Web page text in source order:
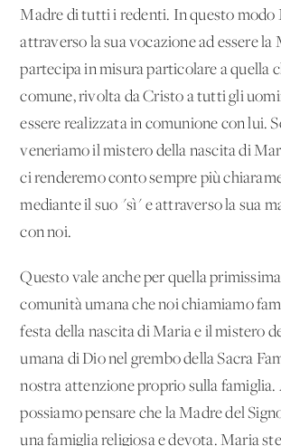
Madre di tutti i redenti. In questo modo
attraverso la sua vocazione ad essere la
partecipa in misura particolare a quella
comune, rivolta da Cristo a tutti gli
essere realizzata in comunione con lui.
veneriamo il mistero della nascita di
ci renderemo conto sempre più
mediante il suo "sì" e attraverso la sua
con noi.
Questo vale anche per quella
comunità umana che noi chiamiamo
festa della nascita di Maria e il mistero
umana di Dio nel grembo della Sacra
nostra attenzione proprio sulla famiglia.
possiamo pensare che la Madre del
una famiglia religiosa e devota. Maria